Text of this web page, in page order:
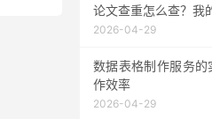
论文查重怎么查？我
2026-04-29
数据表格制作服务
作效率
2026-04-29